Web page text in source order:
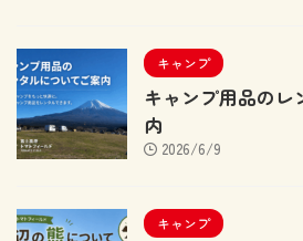
キャンプ
キャンプ用品のレ
内
2026/6/9
キャンプ